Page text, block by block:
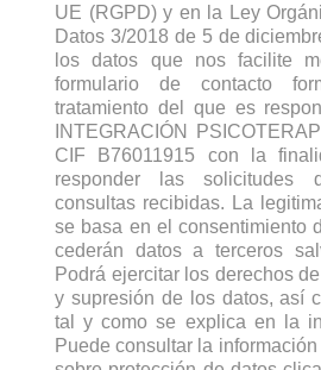
UE (RGPD) y en la Ley
Datos 3/2018 de 5 de
los datos que nos facilite
formulario de contacto
tratamiento del que es
INTEGRACIÓN
CIF B76011915 con la
responder las solicitudes
consultas recibidas. La
se basa en el consentimiento
cederán datos a terceros
Podrá ejercitar los derechos
y supresión de los datos, así
tal y como se explica en la
Puede consultar la